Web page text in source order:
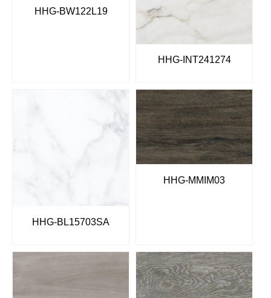
HHG-BW122L19
HHG-INT241274
HHG-BL15703SA
HHG-MMIM03